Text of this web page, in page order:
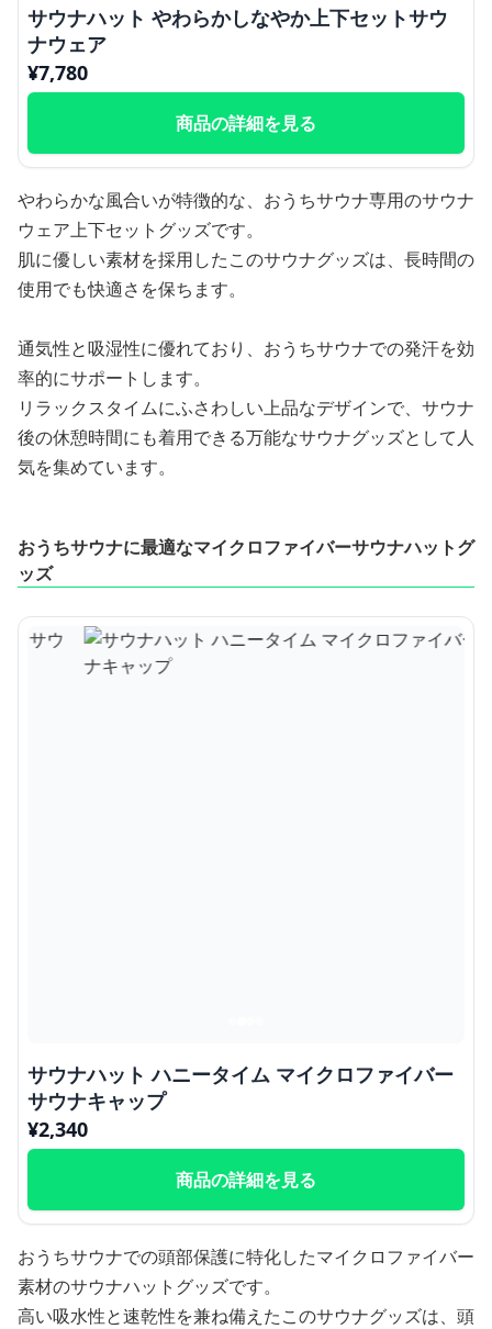
サウナハット やわらかしなやか上下セットサウ
ナウェア
¥7,780
商品の詳細を見る
やわらかな風合いが特徴的な、おうちサウナ専用のサウナ
ウェア上下セットグッズです。
肌に優しい素材を採用したこのサウナグッズは、長時間の
使用でも快適さを保ちます。
通気性と吸湿性に優れており、おうちサウナでの発汗を効
率的にサポートします。
リラックスタイムにふさわしい上品なデザインで、サウナ
後の休憩時間にも着用できる万能なサウナグッズとして人
気を集めています。
おうちサウナに最適なマイクロファイバーサウナハットグ
ッズ
サウナハット ハニータイム マイクロファイバー
サウナキャップ
¥2,340
商品の詳細を見る
おうちサウナでの頭部保護に特化したマイクロファイバー
素材のサウナハットグッズです。
高い吸水性と速乾性を兼ね備えたこのサウナグッズは、頭